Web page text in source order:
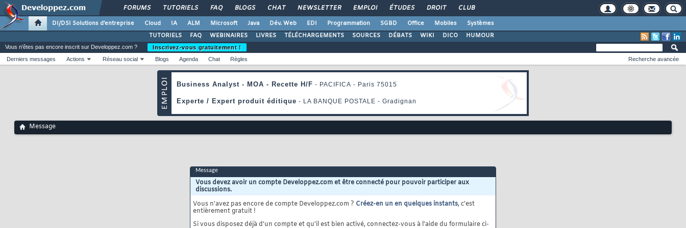
FORUMS TUTORIELS FAQ BLOGS CHAT NEWSLETTER EMPLOI ÉTUDES DROIT CLUB
DI/DSI Solutions d'entreprise Cloud IA ALM Microsoft Java Dév. Web EDI Programmation SGBD Office Mobiles
Systèmes
TUTORIELS
FAQ WEBINAIRES LIVRES TÉLÉCHARGEMENTS SOURCES DÉBATS WIKI DICO HUMOUR
Vous n'êtes pas encore inscrit sur Developpez.com ?
Inscrivez-vous gratuitement !
Derniers messages
Actions Réseau social Blogs Agenda Chat Règles Recherche avancée
Message
Message
Vous devez avoir un compte Developpez.com et être connecté pour pouvoir participer aux
discussions.
Vous n'avez pas encore de compte Developpez.com ? Créez-en un en quelques instants, c'est
entièrement gratuit !
Si vous disposez déjà d'un compte et qu'il est bien activé, connectez-vous à l'aide du formulaire ci-